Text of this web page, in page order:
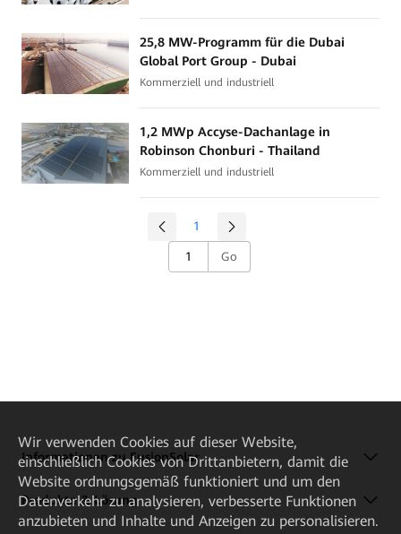
25,8 MW-Programm für die Dubai
Global Port Group - Dubai
Kommerziell und industriell
1,2 MWp Accyse-Dachanlage in
Robinson Chonburi - Thailand
Kommerziell und industriell
1
Go
Informationen zu FusionSolar
Produkte & Lösung
Wir verwenden Cookies auf dieser Website,
einschließlich Cookies von Drittanbietern, damit die
Website ordnungsgemäß funktioniert und um den
Datenverkehr zu analysieren, verbesserte Funktionen
anzubieten und Inhalte und Anzeigen zu personalisieren.